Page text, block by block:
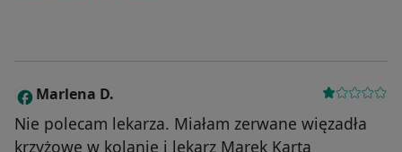
M Marlena D.
Nie polecam lekarza. Miałam zerwane więzadła
krzyżowe w kolanie i lekarz Marek Karta